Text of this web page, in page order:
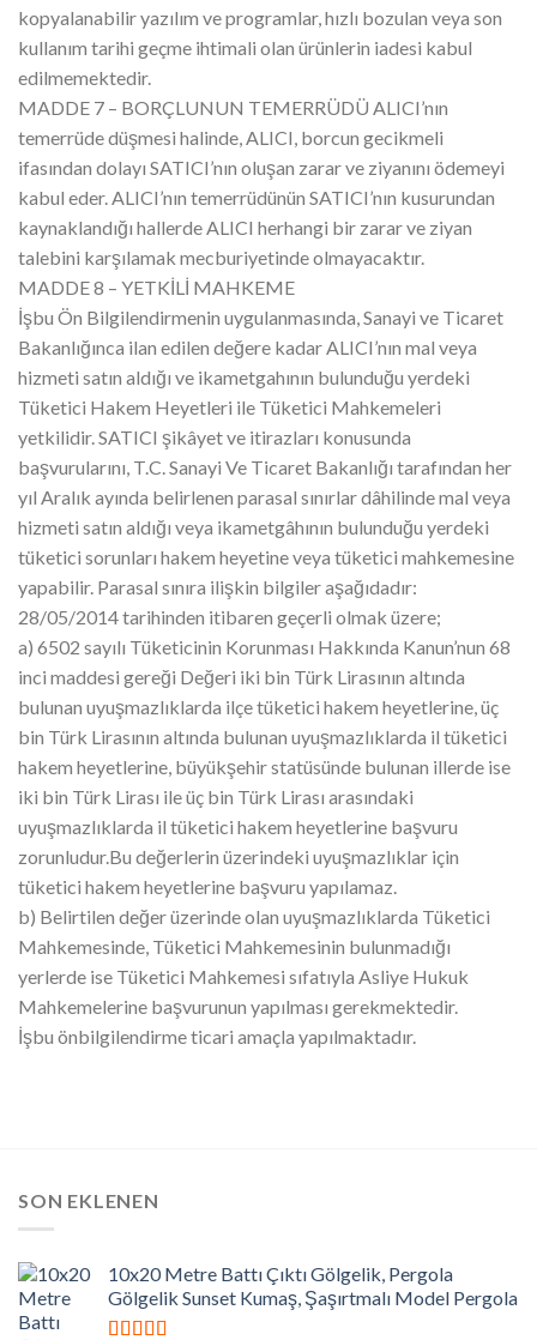
kopyalanabilir yazılım ve programlar, hızlı bozulan veya son
kullanım tarihi geçme ihtimali olan ürünlerin iadesi kabul
edilmemektedir.
MADDE 7 – BORÇLUNUN TEMERRÜDÜ ALICI’nın
temerrüde düşmesi halinde, ALICI, borcun gecikmeli
ifasından dolayı SATICI’nın oluşan zarar ve ziyanını ödemeyi
kabul eder. ALICI’nın temerrüdünün SATICI’nın kusurundan
kaynaklandığı hallerde ALICI herhangi bir zarar ve ziyan
talebini karşılamak mecburiyetinde olmayacaktır.
MADDE 8 – YETKİLİ MAHKEME
İşbu Ön Bilgilendirmenin uygulanmasında, Sanayi ve Ticaret
Bakanlığınca ilan edilen değere kadar ALICI’nın mal veya
hizmeti satın aldığı ve ikametgahının bulunduğu yerdeki
Tüketici Hakem Heyetleri ile Tüketici Mahkemeleri
yetkilidir. SATICI şikâyet ve itirazları konusunda
başvurularını, T.C. Sanayi Ve Ticaret Bakanlığı tarafından her
yıl Aralık ayında belirlenen parasal sınırlar dâhilinde mal veya
hizmeti satın aldığı veya ikametgâhının bulunduğu yerdeki
tüketici sorunları hakem heyetine veya tüketici mahkemesine
yapabilir. Parasal sınıra ilişkin bilgiler aşağıdadır:
28/05/2014 tarihinden itibaren geçerli olmak üzere;
a) 6502 sayılı Tüketicinin Korunması Hakkında Kanun’nun 68
inci maddesi gereği Değeri iki bin Türk Lirasının altında
bulunan uyuşmazlıklarda ilçe tüketici hakem heyetlerine, üç
bin Türk Lirasının altında bulunan uyuşmazlıklarda il tüketici
hakem heyetlerine, büyükşehir statüsünde bulunan illerde ise
iki bin Türk Lirası ile üç bin Türk Lirası arasındaki
uyuşmazlıklarda il tüketici hakem heyetlerine başvuru
zorunludur.Bu değerlerin üzerindeki uyuşmazlıklar için
tüketici hakem heyetlerine başvuru yapılamaz.
b) Belirtilen değer üzerinde olan uyuşmazlıklarda Tüketici
Mahkemesinde, Tüketici Mahkemesinin bulunmadığı
yerlerde ise Tüketici Mahkemesi sıfatıyla Asliye Hukuk
Mahkemelerine başvurunun yapılması gerekmektedir.
İşbu önbilgilendirme ticari amaçla yapılmaktadır.
SON EKLENEN
10x20 Metre Battı Çıktı Gölgelik, Pergola
Gölgelik Sunset Kumaş, Şaşırtmalı Model Pergola